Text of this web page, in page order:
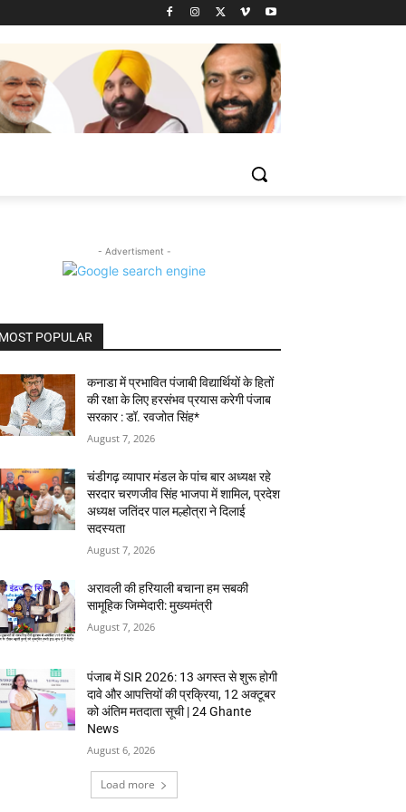
- Advertisment -
MOST POPULAR
कनाडा में प्रभावित पंजाबी विद्यार्थियों के हितों
की रक्षा के लिए हरसंभव प्रयास करेगी पंजाब
सरकार : डॉ. रवजोत सिंह*
August 7, 2026
चंडीगढ़ व्यापार मंडल के पांच बार अध्यक्ष रहे
सरदार चरणजीव सिंह भाजपा में शामिल, प्रदेश
अध्यक्ष जतिंदर पाल मल्होत्रा ने दिलाई
सदस्यता
August 7, 2026
अरावली की हरियाली बचाना हम सबकी
सामूहिक जिम्मेदारी: मुख्यमंत्री
August 7, 2026
पंजाब में SIR 2026: 13 अगस्त से शुरू होगी
दावे और आपत्तियों की प्रक्रिया, 12 अक्टूबर
को अंतिम मतदाता सूची | 24 Ghante
News
August 6, 2026
Load more